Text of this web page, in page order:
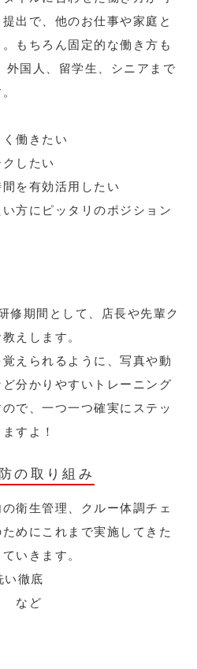
出で、他のお仕事や家庭と
もちろん固定的な働き方も
国人、留学生、シニアまで
働きたい
したい
を有効活用したい
方にピッタリのポジション
修期間として、店長や先輩ク
えします。
えられるように、写真や動
分かりやすいトレーニング
で、一つ一つ確実にステッ
すよ！
の取り組み
衛生管理、クルー体調チェ
めにこれまで実施してきた
いきます。
い徹底
など